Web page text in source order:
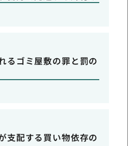
るゴミ屋敷の罪と罰の
支配する買い物依存の